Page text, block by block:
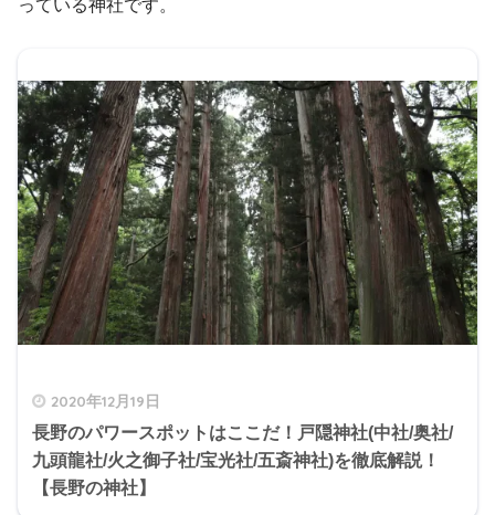
っている神社です。
2020年12月19日
長野のパワースポットはここだ！戸隠神社(中社/奥社/
九頭龍社/火之御子社/宝光社/五斎神社)を徹底解説！
【長野の神社】